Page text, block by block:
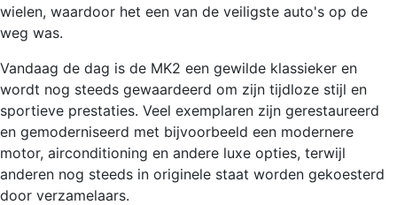
wielen, waardoor het een van de veiligste auto's op de
weg was.
Vandaag de dag is de MK2 een gewilde klassieker en
wordt nog steeds gewaardeerd om zijn tijdloze stijl en
sportieve prestaties. Veel exemplaren zijn gerestaureerd
en gemoderniseerd met bijvoorbeeld een modernere
motor, airconditioning en andere luxe opties, terwijl
anderen nog steeds in originele staat worden gekoesterd
door verzamelaars.